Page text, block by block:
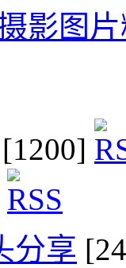
影图
[1200]
分享